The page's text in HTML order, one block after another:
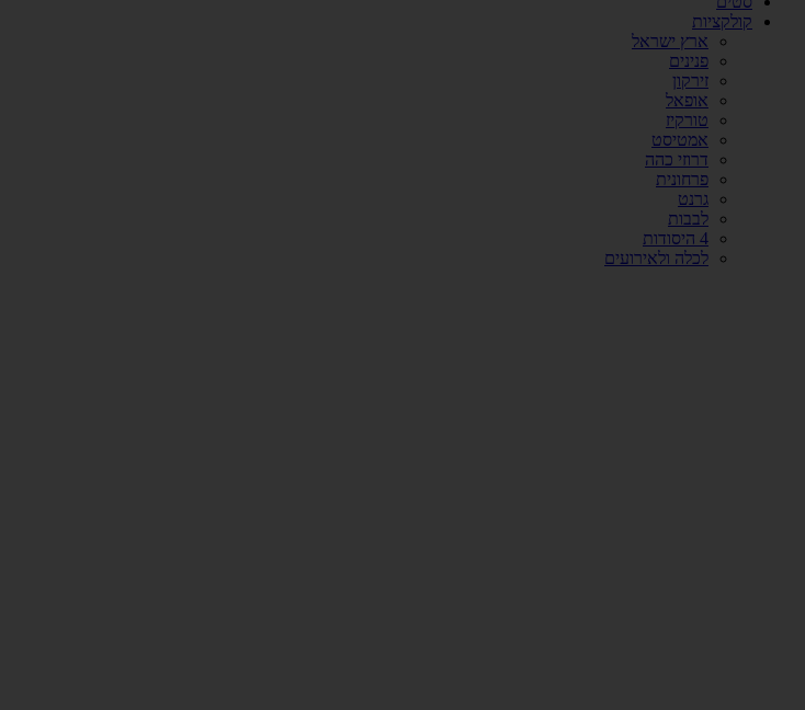
קולקציות
ארץ ישראל
פנינים
זירקון
אופאל
טורקיז
אמטיסט
דרוזי כהה
פרחונית
גרנט
לבבות
4 היסודות
לכלה ולאירועים